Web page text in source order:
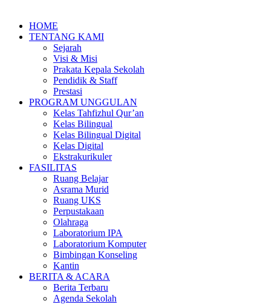
HOME
TENTANG KAMI
Sejarah
Visi & Misi
Prakata Kepala Sekolah
Pendidik & Staff
Prestasi
PROGRAM UNGGULAN
Kelas Tahfizhul Qur’an
Kelas Bilingual
Kelas Bilingual Digital
Kelas Digital
Ekstrakurikuler
FASILITAS
Ruang Belajar
Asrama Murid
Ruang UKS
Perpustakaan
Olahraga
Laboratorium IPA
Laboratorium Komputer
Bimbingan Konseling
Kantin
BERITA & ACARA
Berita Terbaru
Agenda Sekolah